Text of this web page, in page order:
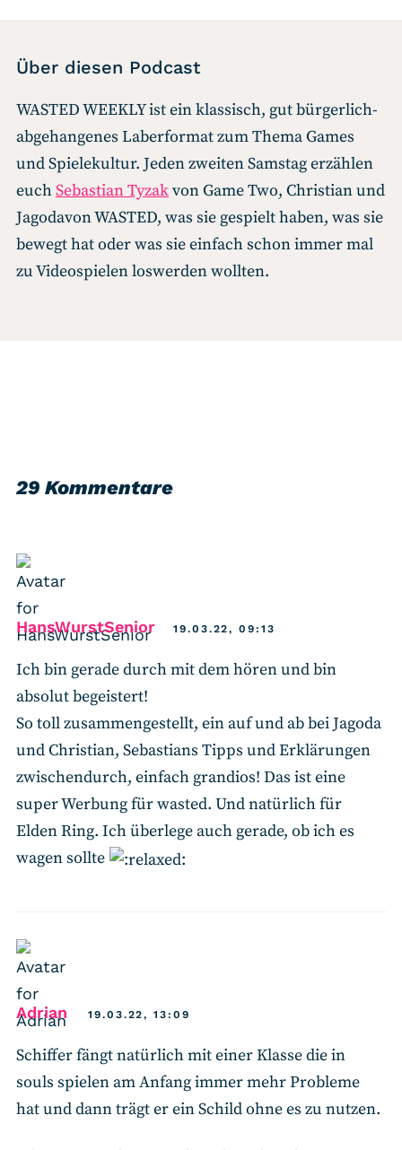
Über diesen Podcast
WASTED WEEKLY ist ein klassisch, gut bürgerlich-
abgehangenes Laberformat zum Thema Games
und Spielekultur. Jeden zweiten Samstag erzählen
euchSebastian Tyzakvon Game Two, Christian und
Jagodavon WASTED, was sie gespielt haben, was sie
bewegt hat oder was sie einfach schon immer mal
zu Videospielen loswerden wollten.
29 Kommentare
HansWurstSeniorsays:19.03.22, 09:13
Ich bin gerade durch mit dem hören und bin
absolut begeistert!
So toll zusammengestellt, ein auf und ab bei Jagoda
und Christian, Sebastians Tipps und Erklärungen
zwischendurch, einfach grandios! Das ist eine
super Werbung für wasted. Und natürlich für
Elden Ring. Ich überlege auch gerade, ob ich es
wagen sollte
Adrian says:19.03.22, 13:09
Schiffer fängt natürlich mit einer Klasse die in
souls spielen am Anfang immer mehr Probleme
hat und dann trägt er ein Schild ohne es zu nutzen.